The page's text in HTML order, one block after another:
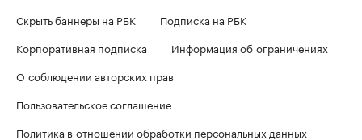
Скрыть баннеры на РБК
Подписка на РБК
Корпоративная подписка
Информация об ограничениях
О соблюдении авторских прав
Пользовательское соглашение
Политика в отношении обработки персональных данных